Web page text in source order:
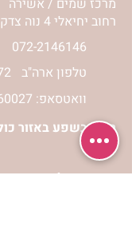
מרכז שמים / אשירה
רחוב יחיאלי 4 נוה צדק תל אביב
072-2146146
טלפון ארה"ב
וואטסאפ: 052-5260027
חניה בשפע באזור
הרשמי לעדכונים